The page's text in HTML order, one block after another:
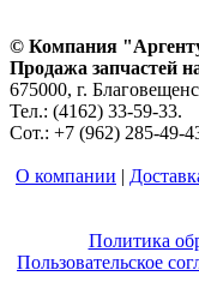
© Компания
Продажа запчастей
675000, г.
Тел.: (4162) 33-59-33.
Сот.: +7 (962) 285-49-
О компании |
Политика
Пользовательское